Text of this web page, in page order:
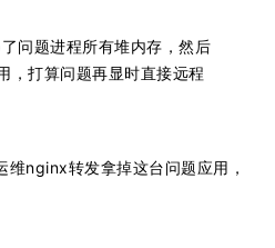
问题进程所有堆内存，然后
，打算问题再显时直接远程
维nginx转发拿掉这台问题应用，